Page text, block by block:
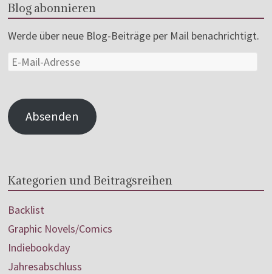
Blog abonnieren
Werde über neue Blog-Beiträge per Mail benachrichtigt.
Absenden
Kategorien und Beitragsreihen
Backlist
Graphic Novels/Comics
Indiebookday
Jahresabschluss